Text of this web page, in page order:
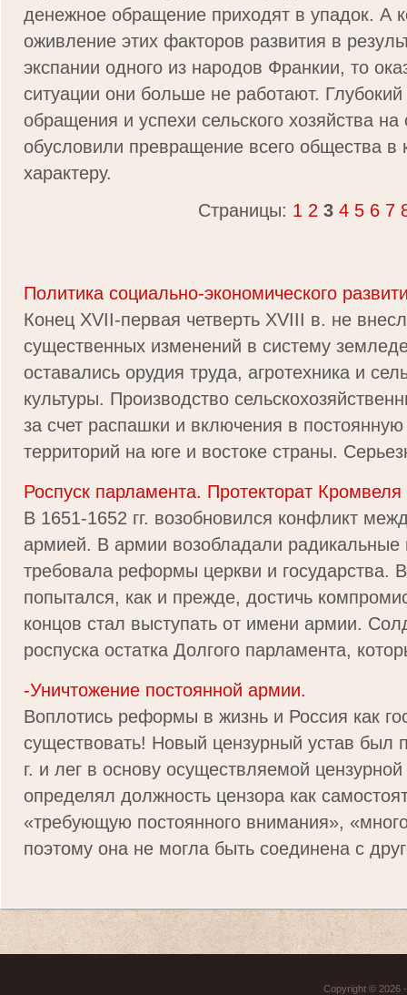
денежное обращение приходят в упадок. А
оживление этих факторов развития в
экспании одного из народов Франкии, то
ситуации они больше не работают.
обращения и успехи сельского хозяйства
обусловили превращение всего общества в
характеру.
Страницы: 1 2 3 4 5 6 7
Политика социально-экономического
Конец XVII-первая четверть XVIII в. не
существенных изменений в систему
оставались орудия труда, агротехника и
культуры. Производство
за счет распашки и включения в
территорий на юге и востоке страны.
Роспуск парламента. Протекторат Кромвеля
В 1651-1652 гг. возобновился конфликт
армией. В армии возобладали радикальные
требовала реформы церкви и государства.
попытался, как и прежде, достичь
концов стал выступать от имени армии.
роспуска остатка Долгого парламента,
-Уничтожение постоянной армии.
Воплотись реформы в жизнь и Россия как
существовать! Новый цензурный устав был
г. и лег в основу осуществляемой
определял должность цензора как
«требующую постоянного внимания»,
поэтому она не могла быть соединена с
Copyright © 2026